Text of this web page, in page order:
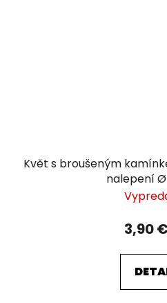
Květ s broušeným
nalepení
3,90 €